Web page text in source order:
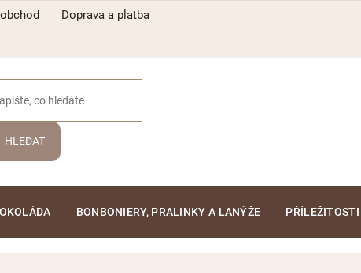
Doprava a platba
HLEDAT
BONBONIERY, PRALINKY A LANÝŽE PŘÍLEŽITOSTI